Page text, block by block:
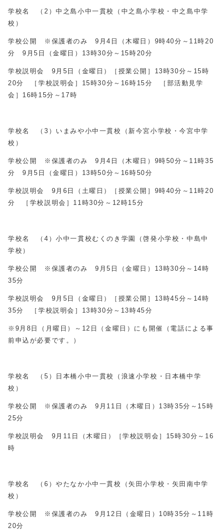
学校名 （2）中之島小中一貫校（中之島小学校・中之島中学
校）
学校公開 ※保護者のみ 9月4日（木曜日）9時40分～11時20
分 9月5日（金曜日）13時30分～15時20分
学校説明会 9月5日（金曜日）［授業公開］13時30分～15時
20分 ［学校説明会］15時30分～16時15分 ［部活動見学
会］16時15分～17時
学校名 （3）いまみや小中一貫校（新今宮小学校・今宮中学
校）
学校公開 ※保護者のみ 9月4日（木曜日）9時50分～11時35
分 9月5日（金曜日）13時50分～16時50分
学校説明会 9月6日（土曜日）［授業公開］9時40分～11時20
分 ［学校説明会］11時30分～12時15分
学校名 （4）小中一貫校むくのき学園（啓発小学校・中島中
学校）
学校公開 ※保護者のみ 9月5日（金曜日）13時30分～14時
35分
学校説明会 9月5日（金曜日）［授業公開］13時45分～14時
35分 ［学校説明会］13時30分～13時45分
※9月8日（月曜日）～12日（金曜日）にも開催（電話による事
前申込が必要です。）
学校名 （5）日本橋小中一貫校（浪速小学校・日本橋中学
校）
学校公開 ※保護者のみ 9月11日（木曜日）13時35分～15時
25分
学校説明会 9月11日（木曜日）［学校説明会］15時30分～16
時
学校名 （6）やたなか小中一貫校（矢田小学校・矢田南中学
校）
学校公開 ※保護者のみ 9月12日（金曜日）10時35分～11時
20分